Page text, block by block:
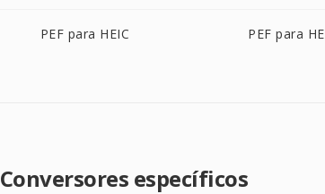
PEF para HEIC PEF para
Conversores específicos